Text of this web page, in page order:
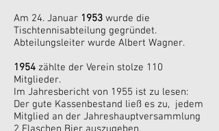
Am 24. Januar 1953 wurde die
Tischtennisabteilung gegründet.
Abteilungsleiter wurde Albert Wagner.
1954 zählte der Verein stolze 110
Mitglieder.
Im Jahresbericht von 1955 ist zu lesen:
Der gute Kassenbestand ließ es zu, jedem
Mitglied an der Jahreshauptversammlung